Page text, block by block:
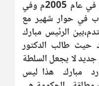
تهميش أدوارهم في المجتمع. في عام 2005م وفي
في حوار شهير مع
الرئيس مبارك
حيث طالب الدكتور
لا يجعل السلطة
مبارك هذا ليس